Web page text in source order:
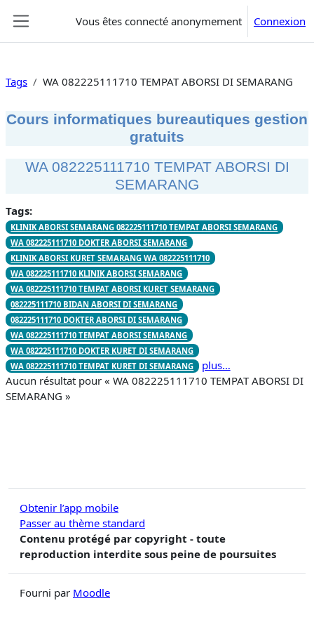
Vous êtes connecté anonymement Connexion
Tags WA 082225111710 TEMPAT ABORSI DI SEMARANG
Cours informatiques bureautiques gestion
gratuits
WA 082225111710 TEMPAT ABORSI DI
SEMARANG
Tags:
KLINIK ABORSI SEMARANG 082225111710 TEMPAT ABORSI SEMARANG
WA 082225111710 DOKTER ABORSI SEMARANG
KLINIK ABORSI KURET SEMARANG WA 082225111710
WA 082225111710 KLINIK ABORSI SEMARANG
WA 082225111710 TEMPAT ABORSI KURET SEMARANG
082225111710 BIDAN ABORSI DI SEMARANG
082225111710 DOKTER ABORSI DI SEMARANG
WA 082225111710 TEMPAT ABORSI SEMARANG
WA 082225111710 DOKTER KURET DI SEMARANG
WA 082225111710 TEMPAT KURET DI SEMARANG
plus…
Aucun résultat pour « WA 082225111710 TEMPAT ABORSI DI
SEMARANG »
Obtenir l’app mobile
Passer au thème standard
Contenu protégé par copyright - toute
reproduction interdite sous peine de poursuites
Fourni par Moodle